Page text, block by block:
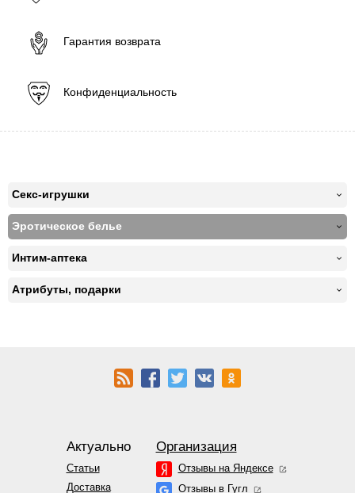
Гарантия возврата
Конфиденциальность
Секс-игрушки
Эротическое белье
Интим-аптека
Атрибуты, подарки
Актуально
Статьи
Доставка
Организация
Отзывы на Яндексе
Отзывы в Гугл